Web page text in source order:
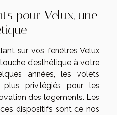
pour Velux, une
sur vos fenêtres Velux
d’esthétique à votre
années, les volets
privilégiés pour les
des logements. Les
dispositifs sont de nos